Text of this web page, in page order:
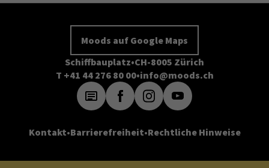
Moods auf Google Maps
Schiffbauplatz CH-8005 Zürich
T +41 44 276 80 00 info@moods.ch
Kontakt Barrierefreiheit Rechtliche Hinweise